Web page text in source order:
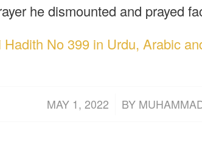
he dismounted and prayed
No 399 in Urdu, Arabic
MAY 1, 2022
/ BY